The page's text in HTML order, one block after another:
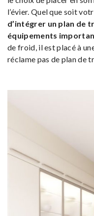
l’évier. Quel que soit
d’intégrer un plan de
équipements
de froid, il est placé à
réclame pas de plan de